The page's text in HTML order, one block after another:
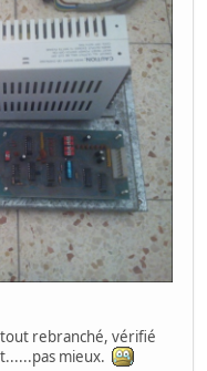
rebranché, vérifié
mieux.